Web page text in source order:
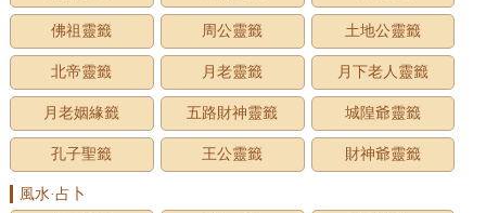
佛祖靈籤 周公靈籤 土地公靈籤
北帝靈籤 月老靈籤 月下老人靈籤
月老姻緣籤 五路財神靈籤 城隍爺靈籤
孔子聖籤 王公靈籤 財神爺靈籤
風水·占卜